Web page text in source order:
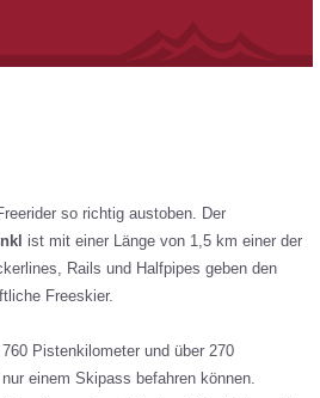
so richtig austoben. Der
ist mit einer Länge von 1,5 km einer der
Rails und Halfpipes geben den
Freeskier.
Pistenkilometer und über 270
einem Skipass befahren können.